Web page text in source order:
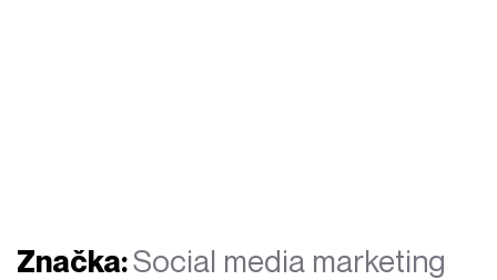
Značka:Social media marketing